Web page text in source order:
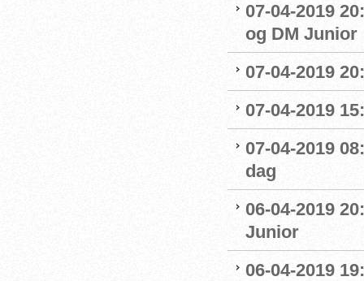
07-04-2019
og DM Junior
07-04-2019
07-04-2019
07-04-2019
dag
06-04-2019
Junior
06-04-2019